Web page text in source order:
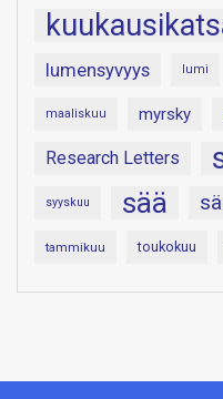
lumensyvyys lumi
maaliskuu myrsky
Research Letters
syyskuu sää
tammikuu toukokuu